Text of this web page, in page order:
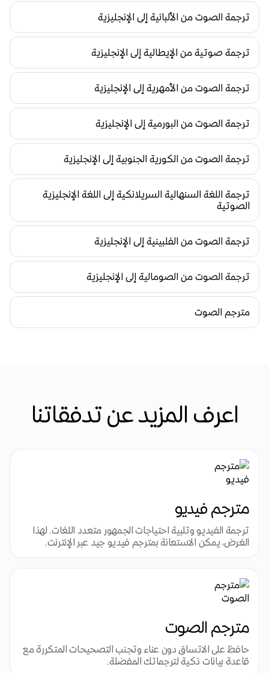
ترجمة الصوت من الألبانية إلى الإنجليزية
ترجمة صوتية من الإيطالية إلى الإنجليزية
ترجمة الصوت من الأمهرية إلى الإنجليزية
ترجمة الصوت من البورمية إلى الإنجليزية
ترجمة الصوت من الكورية الجنوبية إلى الإنجليزية
الصوتية
ترجمة الصوت من الفلبينية إلى الإنجليزية
ترجمة الصوت من الصومالية إلى الإنجليزية
مترجم الصوت
اعرف المزيد عن تدفقاتنا
مترجم فيديو
الغرض، يمكن الاستعانة بمترجم فيديو جيد عبر الإنترنت.
مترجم الصوت
حافظ على الاتساق دون عناء وتجنب التصحيحات المتكررة مع
قاعدة بيانات ذكية لترجماتك المفضلة.